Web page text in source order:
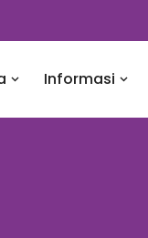
Informasi